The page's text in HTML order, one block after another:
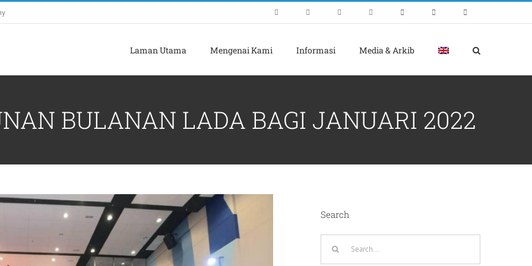
Laman Utama Mengenai Kami Informasi Media & Arkib
BULANAN LADA BAGI JANUARI 2022
Search